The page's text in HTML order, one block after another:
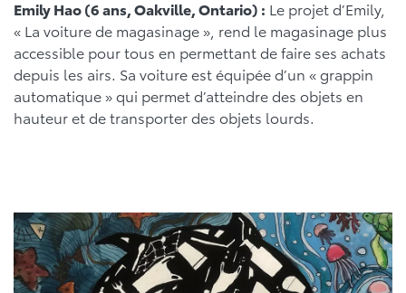
Emily Hao (6 ans, Oakville, Ontario) : Le projet d’Emily,
« La voiture de magasinage », rend le magasinage plus
accessible pour tous en permettant de faire ses achats
depuis les airs. Sa voiture est équipée d’un « grappin
automatique » qui permet d’atteindre des objets en
hauteur et de transporter des objets lourds.